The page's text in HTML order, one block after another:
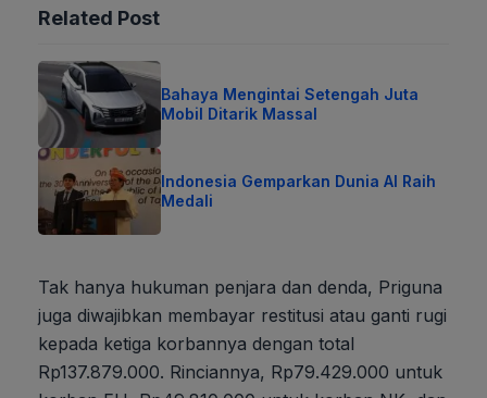
Related Post
Bahaya Mengintai Setengah Juta
Mobil Ditarik Massal
Indonesia Gemparkan Dunia AI Raih
Medali
Tak hanya hukuman penjara dan denda, Priguna
juga diwajibkan membayar restitusi atau ganti rugi
kepada ketiga korbannya dengan total
Rp137.879.000. Rinciannya, Rp79.429.000 untuk